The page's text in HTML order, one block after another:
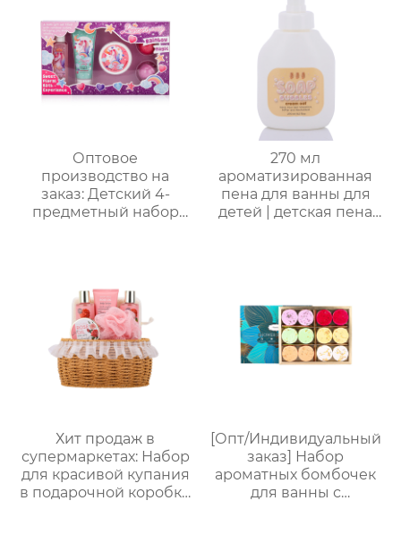
для расслабления
женщин, мам и
подруг.
Оптовое
производство на
заказ: Детский 4-
предметный набор
скраб + 50 мл лосьон +
бомбочка для ванны｜
Решение проблемы
“не хочу купаться”
270 мл
ароматизированная
пена для ванны для
детей | детская пена
овсянка) | подходит
для младенцев и
маленьких детей с
чувствительной
Хит продаж в
супермаркетах: Набор
для красивой купания
в подарочной коробке
[Опт/Индивидуальный
заказ] Набор
ароматных бомбочек
для ванны с